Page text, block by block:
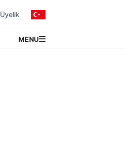
Üyelik
MENU